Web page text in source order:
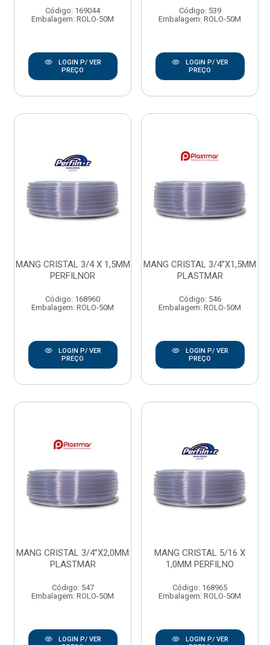
Código: 169044
Embalagem: ROLO-50M
LOGIN P/ VER
PREÇO
Código: 539
Embalagem: ROLO-50M
LOGIN P/ VER
PREÇO
MANG CRISTAL 3/4 X 1,5MM
PERFILNOR
Código: 168960
Embalagem: ROLO-50M
LOGIN P/ VER
PREÇO
MANG CRISTAL 3/4”X1,5MM
PLASTMAR
Código: 546
Embalagem: ROLO-50M
LOGIN P/ VER
PREÇO
MANG CRISTAL 3/4”X2,0MM
PLASTMAR
Código: 547
Embalagem: ROLO-50M
LOGIN P/ VER
MANG CRISTAL 5/16 X
1,0MM PERFILNO
Código: 168965
Embalagem: ROLO-50M
LOGIN P/ VER